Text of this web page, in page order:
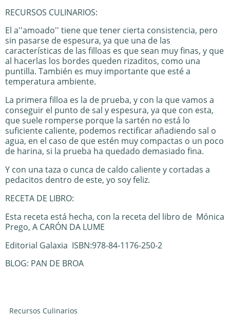
RECURSOS CULINARIOS:
El a''amoado'' tiene que tener cierta consistencia, pero
sin pasarse de espesura, ya que una de las
características de las filloas es que sean muy finas, y que
al hacerlas los bordes queden rizaditos, como una
puntilla. También es muy importante que esté a
temperatura ambiente.
La primera filloa es la de prueba, y con la que vamos a
conseguir el punto de sal y espesura, ya que con esta,
que suele romperse porque la sartén no está lo
suficiente caliente, podemos rectificar añadiendo sal o
agua, en el caso de que estén muy compactas o un poco
de harina, si la prueba ha quedado demasiado fina.
Y con una taza o cunca de caldo caliente y cortadas a
pedacitos dentro de este, yo soy feliz.
RECETA DE LIBRO:
Esta receta está hecha, con la receta del libro de Mónica
Prego, A CARÓN DA LUME
Editorial Galaxia ISBN:978-84-1176-250-2
BLOG: PAN DE BROA
Recursos Culinarios